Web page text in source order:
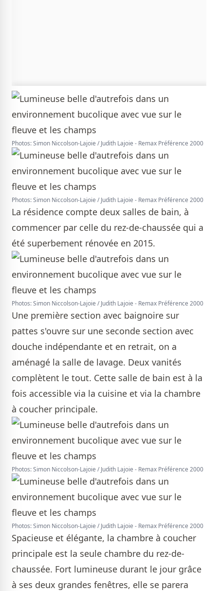
Photos: Simon Niccolson-Lajoie / Judith Lajoie - Remax Préférence 2000
Photos: Simon Niccolson-Lajoie / Judith Lajoie - Remax Préférence 2000
La résidence compte deux salles de bain, à
commencer par celle du rez-de-chaussée qui a
été superbement rénovée en 2015.
Photos: Simon Niccolson-Lajoie / Judith Lajoie - Remax Préférence 2000
Une première section avec baignoire sur
pattes s'ouvre sur une seconde section avec
douche indépendante et en retrait, on a
aménagé la salle de lavage. Deux vanités
complètent le tout. Cette salle de bain est à la
fois accessible via la cuisine et via la chambre
à coucher principale.
Photos: Simon Niccolson-Lajoie / Judith Lajoie - Remax Préférence 2000
Photos: Simon Niccolson-Lajoie / Judith Lajoie - Remax Préférence 2000
Spacieuse et élégante, la chambre à coucher
principale est la seule chambre du rez-de-
chaussée. Fort lumineuse durant le jour grâce
à ses deux grandes fenêtres, elle se parera